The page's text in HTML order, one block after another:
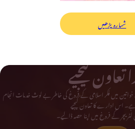
شمارہ پڑھیں
تعاون کیجیے
خواتین میں فکر اسلامی کے فروغ کی خاطر بے لوث خدمات انجام
اس ادارے کا تعاون کیجیے
لٹریچر کے فروغ میں اپنا حصہ ڈالیے۔